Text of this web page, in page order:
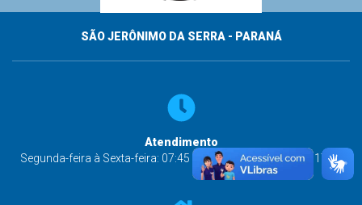
SÃO JERÔNIMO DA SERRA - PARANÁ
Atendimento
Segunda-feira à Sexta-feira: 07:45 às 11:45 e das 13:00 às 17:00